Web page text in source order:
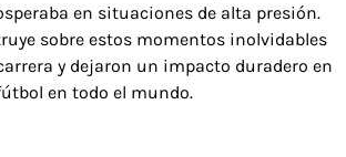
en situaciones de alta presión.
sobre estos momentos inolvidables
y dejaron un impacto duradero en
en todo el mundo.